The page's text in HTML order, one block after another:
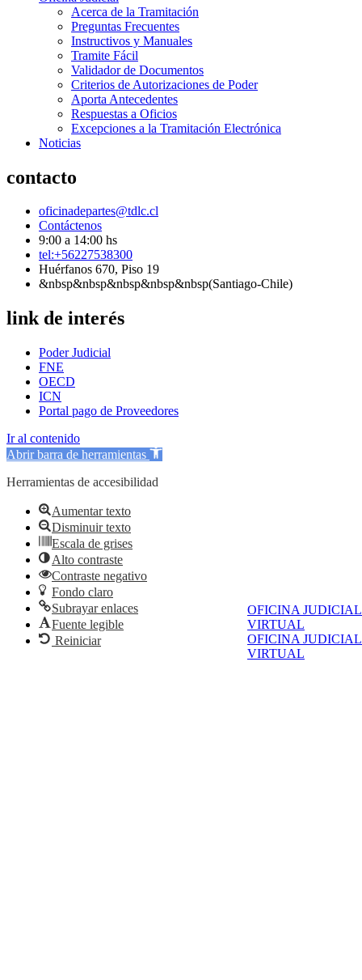
OFICINA JUDICIAL
VIRTUAL
OFICINA JUDICIAL
VIRTUAL
Acerca de la Tramitación
Preguntas Frecuentes
Instructivos y Manuales
Tramite Fácil
Validador de Documentos
Criterios de Autorizaciones de Poder
Aporta Antecedentes
Respuestas a Oficios
Excepciones a la Tramitación Electrónica
Noticias
contacto
oficinadepartes@tdlc.cl
Contáctenos
9:00 a 14:00 hs
tel:+56227538300
Huérfanos 670, Piso 19
&nbsp&nbsp&nbsp&nbsp&nbsp(Santiago-Chile)
link de interés
Poder Judicial
FNE
OECD
ICN
Portal pago de Proveedores
Ir al contenido
Abrir barra de herramientas
Herramientas de accesibilidad
Aumentar texto
Disminuir texto
Escala de grises
Alto contraste
Contraste negativo
Fondo claro
Subrayar enlaces
Fuente legible
Reiniciar